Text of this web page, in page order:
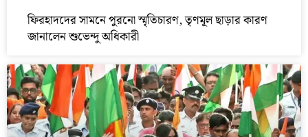
ফিরহাদদের সামনে পুরনো স্মৃতিচারণ, তৃণমূল ছাড়ার কারণ
জানালেন শুভেন্দু অধিকারী